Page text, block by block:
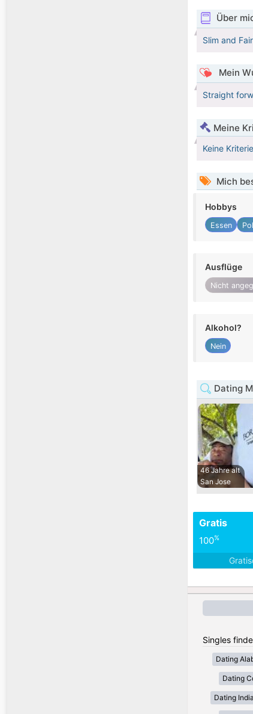
Über
Slim and
Mein
Straight
Meine
Keine
Mich
Hobbys
Essen
Ausflüge
Nicht
Alkohol?
Nein
Dating
46 Jahre alt
San Jose
Gratis
100%
Singles
Dating
Dating
Dating